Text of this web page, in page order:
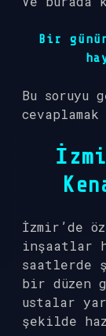
Bir
Bu soruyu
İzmir’de
inşaatlar
saatlerde
bir düzen
ustalar
şekilde